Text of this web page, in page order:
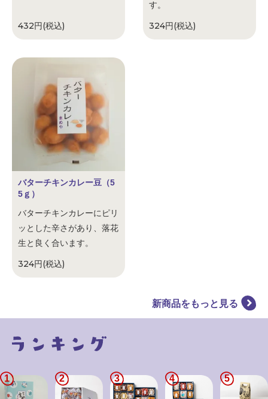
432円(税込)
す。
324円(税込)
バターチキンカレー豆（5
5ｇ）
バターチキンカレーにピリ
ッとした辛さがあり、落花
生と良く合います。
324円(税込)
新商品をもっと見る
1 2 3 4 5